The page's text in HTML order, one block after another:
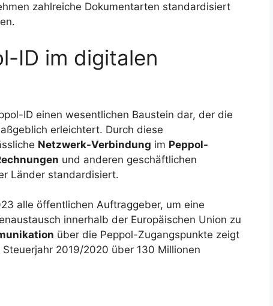
zahlreiche Dokumentarten standardisiert
ID im digitalen
ID einen wesentlichen Baustein dar, der die
erleichtert. Durch diese
Netzwerk-Verbindung im Peppol-
und anderen geschäftlichen
Länder standardisiert.
alle öffentlichen Auftraggeber, um eine
innerhalb der Europäischen Union zu
über die Peppol-Zugangspunkte zeigt
2019/2020 über 130 Millionen